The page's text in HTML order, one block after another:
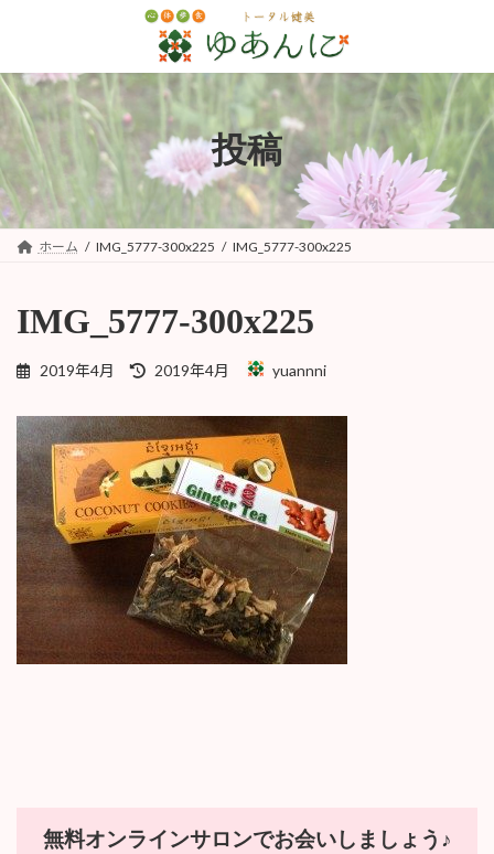
ン
ツ
キ
ッ
ー
シ
に
移
投稿
ホーム IMG_5777-300x225 IMG_5777-300x225
IMG_5777-300x225
2019年4月
最
新
日
時
:
2019年4月 yuannni
無料オンラインサロンでお会いしましょう♪